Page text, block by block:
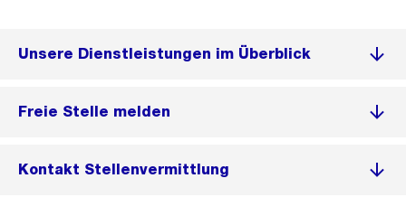
Unsere Dienstleistungen im Überblick
Freie Stelle melden
Kontakt Stellenvermittlung